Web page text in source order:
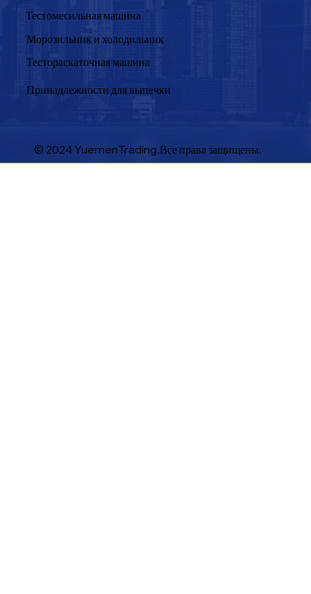
Тестомесильная машина
Морозильник и холодильник
Тестораскаточная машина
Принадлежности для выпечки
© 2024 YuemenTrading.Все права защищены.